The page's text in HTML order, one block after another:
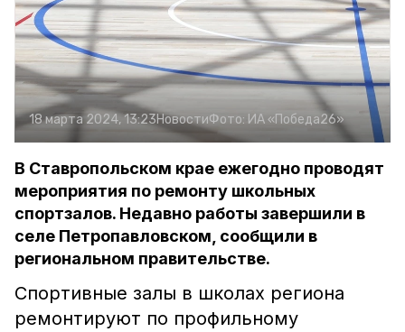
18 марта 2024, 13:23НовостиФото: ИА «Победа26»
В Ставропольском крае ежегодно проводят
мероприятия по ремонту школьных
спортзалов. Недавно работы завершили в
селе Петропавловском, сообщили в
региональном правительстве.
Спортивные залы в школах региона
ремонтируют по профильному